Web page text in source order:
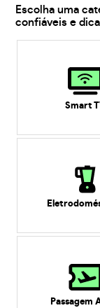
Escolha uma
confiáveis e
Smart
Passagem